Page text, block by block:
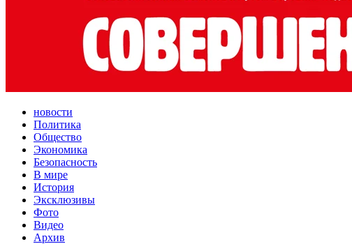
новости
Политика
Общество
Экономика
Безопасность
В мире
История
Эксклюзивы
Фото
Видео
Архив